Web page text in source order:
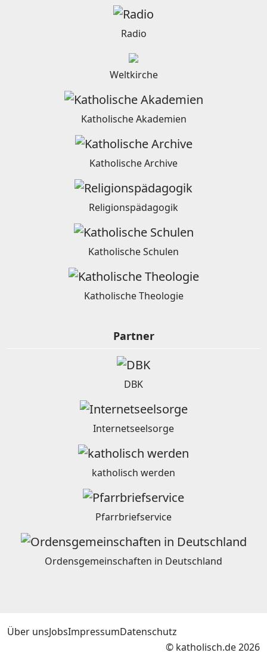
Radio
Weltkirche
Katholische Akademien
Katholische Archive
Religionspädagogik
Katholische Schulen
Katholische Theologie
Partner
DBK
Internetseelsorge
katholisch werden
Pfarrbriefservice
Ordensgemeinschaften in Deutschland
Über unsJobsImpressumDatenschutz
© katholisch.de 2026